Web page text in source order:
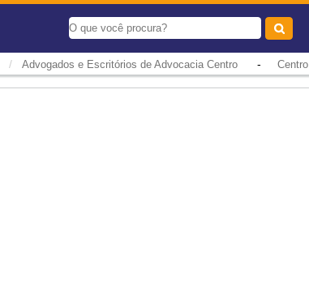
/ Advogados e Escritórios de Advocacia Centro- Centro